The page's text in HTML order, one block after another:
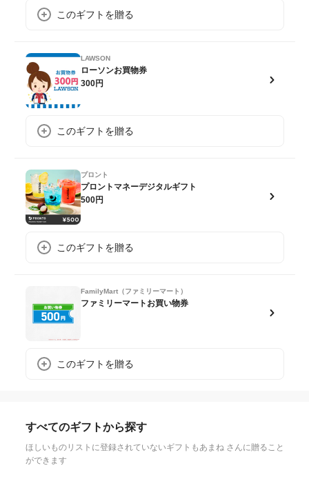
このギフトを贈る
LAWSON
ローソンお買物券
300円
このギフトを贈る
プロント
プロントマネーデジタルギフト
500円
このギフトを贈る
FamilyMart（ファミリーマート）
ファミリーマートお買い物券
このギフトを贈る
すべてのギフトから探す
ほしいものリストに登録されていないギフトもあまね さんに贈ること
ができます